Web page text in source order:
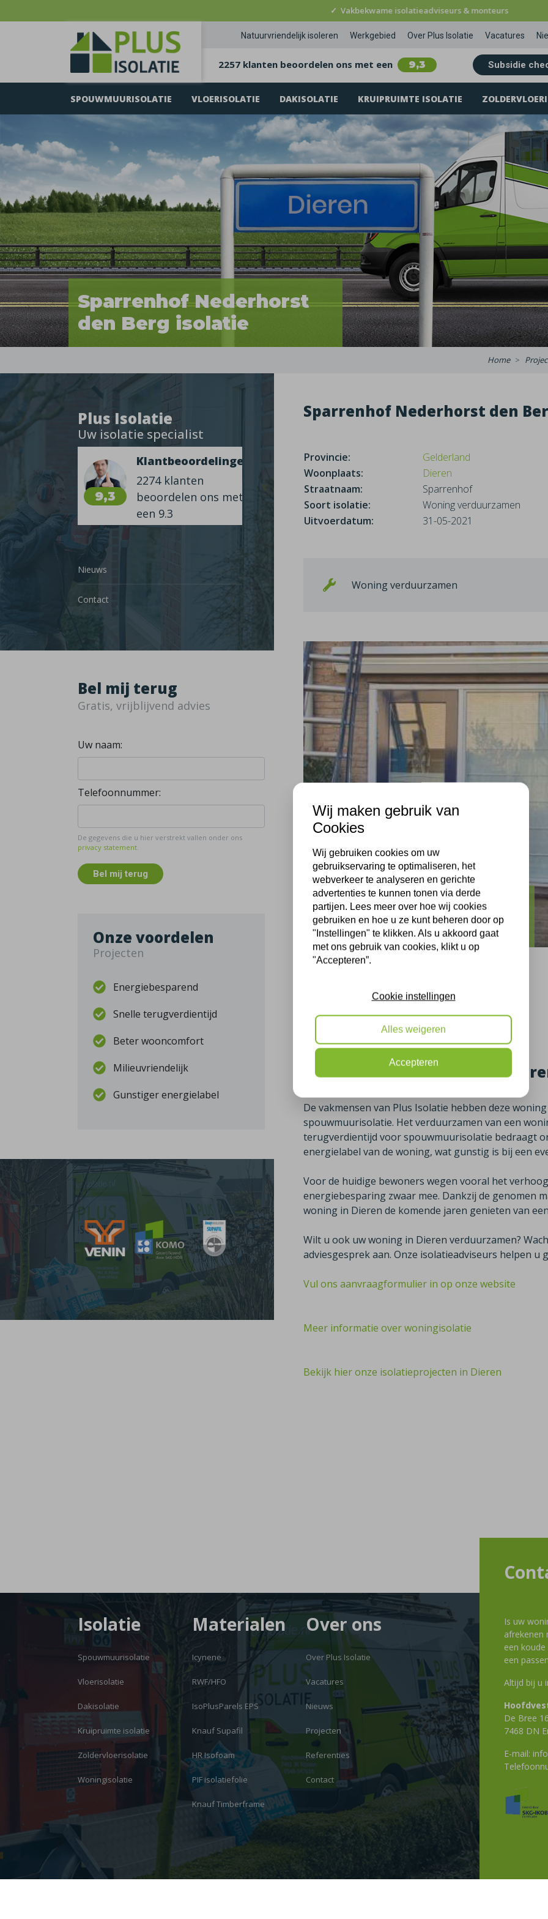
✓ Vakbekwame isolatieadviseurs & monteurs
Natuurvriendelijk isoleren Werkgebied Over Plus Isolatie Vacatures
2257 klanten beoordelen ons met een 9,3 Subsidie
SPOUWMUURISOLATIE VLOERISOLATIE DAKISOLATIE KRUIPRUIMTE ISOLATIE
Sparrenhof Nederhorst
den Berg isolatie
Home
Plus Isolatie
Uw isolatie specialist
9,3
Klantbeoordelingen
2274 klanten
beoordelen ons met
een 9.3
Nieuws
Contact
Bel mij terug
Gratis, vrijblijvend advies
Uw naam:
Telefoonnummer:
De gegevens die u hier verstrekt vallen onder ons
privacy statement.
Bel mij terug
Onze voordelen
Projecten
Energiebesparend
Snelle terugverdientijd
Beter wooncomfort
Milieuvriendelijk
Gunstiger energielabel
Sparrenhof Nederhorst den
Provincie:
Gelderland
Woonplaats:
Dieren
Straatnaam:
Sparrenhof
Soort isolatie:
Woning verduurzamen
Uitvoerdatum:
31-05-2021
Woning verduurzamen
Dieren
Sparrenhof Nederhorst den Berg isolatie
Woning verduurzamen in
De vakmensen van Plus Isolatie hebben deze
spouwmuurisolatie. Het verduurzamen van een
terugverdientijd voor spouwmuurisolatie bedraagt
energielabel van de woning, wat gunstig is bij een
Voor de huidige bewoners wegen vooral het
energiebesparing zwaar mee. Dankzij de genomen
woning in Dieren de komende jaren genieten van
Wilt u ook uw woning in Dieren verduurzamen?
adviesgesprek aan. Onze isolatieadviseurs helpen u
Vul ons aanvraagformulier in op onze website
Meer informatie over woningisolatie
Bekijk hier onze isolatieprojecten in Dieren
Isolatie
Spouwmuurisolatie
Vloerisolatie
Dakisolatie
Kruipruimte isolatie
Zoldervloerisolatie
Woningisolatie
Materialen
Icynene
RWF/HFO
IsoPlusParels EPS
Knauf Supafil
HR Isofoam
PIF isolatiefolie
Knauf Timberframe
Over ons
Over Plus Isolatie
Vacatures
Nieuws
Projecten
Referenties
Contact
Is uw
afrekenen
een
een
Altijd bij u
De Bree
7468 DN
E-mail:
Wij maken gebruik van
Cookies
Wij gebruiken cookies om uw
gebruikservaring te optimaliseren, het
webverkeer te analyseren en gerichte
advertenties te kunnen tonen via derde
partijen. Lees meer over hoe wij cookies
gebruiken en hoe u ze kunt beheren door op
"Instellingen" te klikken. Als u akkoord gaat
met ons gebruik van cookies, klikt u op
"Accepteren”.
Cookie instellingen
Alles weigeren
Accepteren